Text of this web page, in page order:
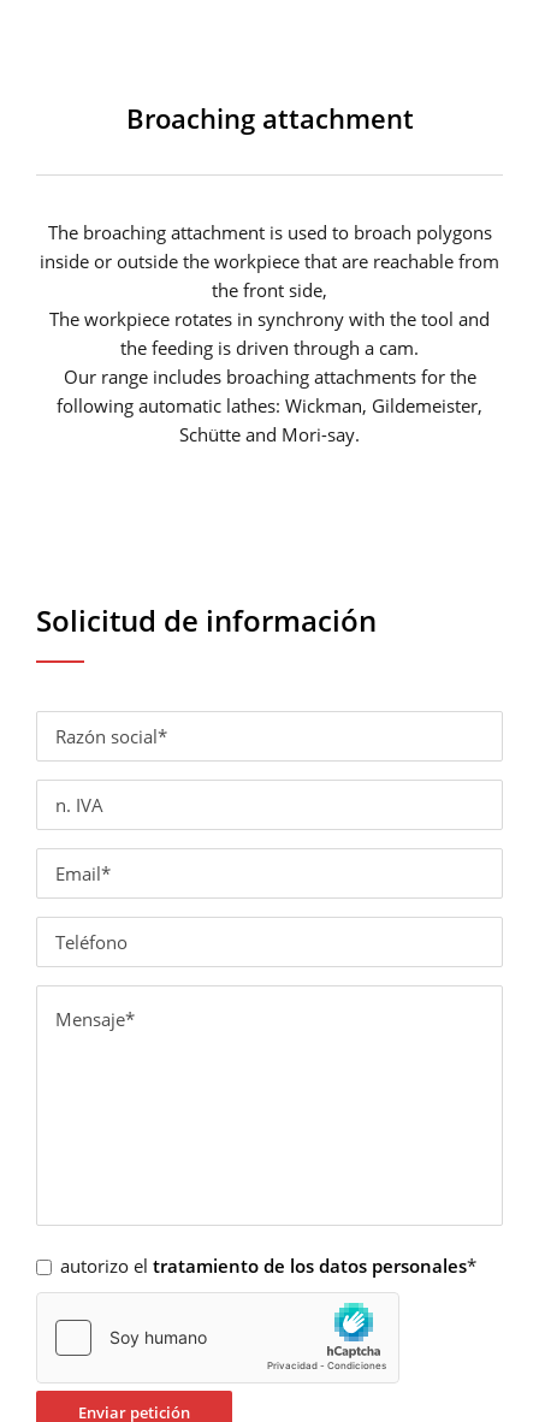
Broaching attachment
The broaching attachment is used to broach polygons
inside or outside the workpiece that are reachable from
the front side,
The workpiece rotates in synchrony with the tool and
the feeding is driven through a cam.
Our range includes broaching attachments for the
following automatic lathes: Wickman, Gildemeister,
Schütte and Mori-say.
Solicitud de información
autorizo el tratamiento de los datos personales*